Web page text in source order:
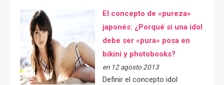
El concepto de «pureza»
japonés: ¿Porqué si una idol
debe ser «pura» posa en
bikini y photobooks?
en 12 agosto 2013
Definir el concepto idol